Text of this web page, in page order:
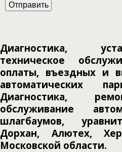
Диагностика,
техническое
оплаты, въездных и
автоматических
Диагностика,
обслуживание
шлагбаумов,
Дорхан, Алютех,
Московской области.